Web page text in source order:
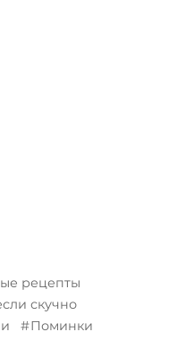
рецепты
скучно
Поминки